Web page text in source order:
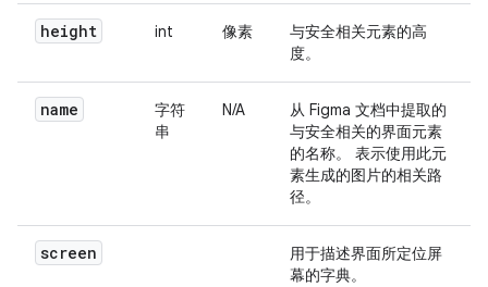
height int 像素
与安全相关元素的高
度。
name
字符
串
N/A
从 Figma 文档中提取的
与安全相关的界面元素
的名称。 表示使用此元
素生成的图片的相关路
径。
screen
用于描述界面所定位屏
幕的字典。